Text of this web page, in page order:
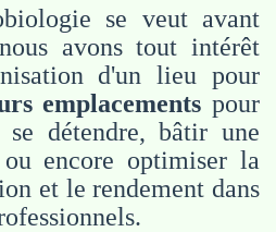
se veut avant
avons tout intérêt
d'un lieu pour
emplacements pour
détendre, bâtir une
encore optimiser la
et le rendement dans